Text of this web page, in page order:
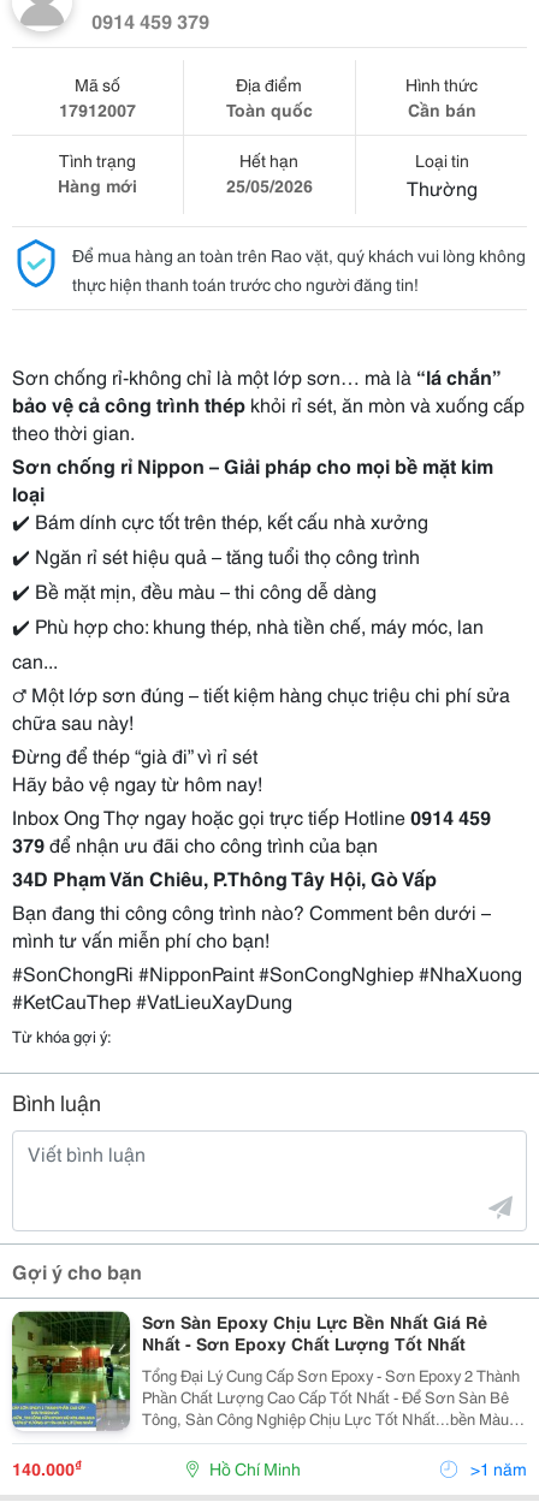
0914 459 379
Mã số
17912007
Địa điểm
Toàn quốc
Hình thức
Cần bán
Tình trạng
Hàng mới
Hết hạn
25/05/2026
Loại tin
Thường
Để mua hàng an toàn trên Rao vặt, quý khách vui lòng không
thực hiện thanh toán trước cho người đăng tin!
Sơn chống rỉ-không chỉ là một lớp sơn… mà là “lá chắn”
bảo vệ cả công trình thép khỏi rỉ sét, ăn mòn và xuống cấp
theo thời gian.
Sơn chống rỉ Nippon – Giải pháp cho mọi bề mặt kim
loại
✔️ Bám dính cực tốt trên thép, kết cấu nhà xưởng
✔️ Ngăn rỉ sét hiệu quả – tăng tuổi thọ công trình
✔️ Bề mặt mịn, đều màu – thi công dễ dàng
✔️ Phù hợp cho: khung thép, nhà tiền chế, máy móc, lan
can...
‍♂️ Một lớp sơn đúng – tiết kiệm hàng chục triệu chi phí sửa
chữa sau này!
Đừng để thép “già đi” vì rỉ sét
Hãy bảo vệ ngay từ hôm nay!
Inbox Ong Thợ ngay hoặc gọi trực tiếp Hotline0914 459
379để nhận ưu đãi cho công trình của bạn
34D Phạm Văn Chiêu, P.Thông Tây Hội, Gò Vấp
Bạn đang thi công công trình nào? Comment bên dưới –
mình tư vấn miễn phí cho bạn!
#SonChongRi #NipponPaint #SonCongNghiep #NhaXuong
#KetCauThep #VatLieuXayDung
Từ khóa gợi ý:
Bình luận
Gợi ý cho bạn
Sơn Sàn Epoxy Chịu Lực Bền Nhất Giá Rẻ
Nhất - Sơn Epoxy Chất Lượng Tốt Nhất
Tổng Đại Lý Cung Cấp Sơn Epoxy - Sơn Epoxy 2 Thành
Phần Chất Lượng Cao Cấp Tốt Nhất - Để Sơn Sàn Bê
Tông, Sàn Công Nghiệp Chịu Lực Tốt Nhất...bền Màu,
Chống Thấm Tốt Nhất...có Nhiều Hãng Sơn Tham Khảo
Như: Sơn Cadin, Sơn Vina, Sơn Seamaster, Sơ
140.000₫ Hồ Chí Minh >1 năm